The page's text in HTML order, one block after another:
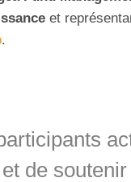
et
.
de